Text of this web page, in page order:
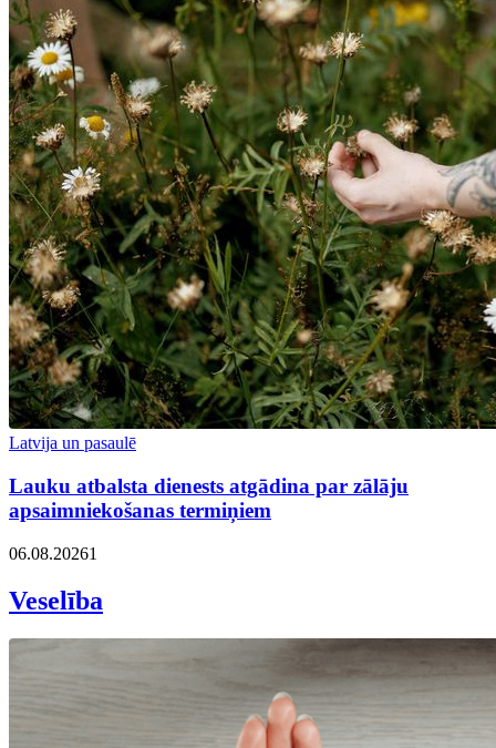
Latvija un pasaulē
Lauku atbalsta dienests atgādina par zālāju
apsaimniekošanas termiņiem
06.08.20261
Veselība